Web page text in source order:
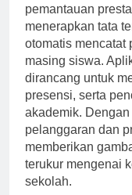
pemantauan
menerapkan tata
otomatis mencatat
masing siswa.
dirancang untuk
presensi, serta
akademik.
pelanggaran dan
memberikan
terukur mengenai
sekolah.